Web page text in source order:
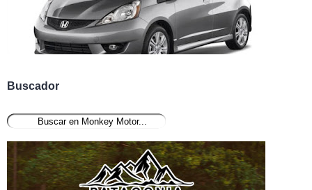
Buscador